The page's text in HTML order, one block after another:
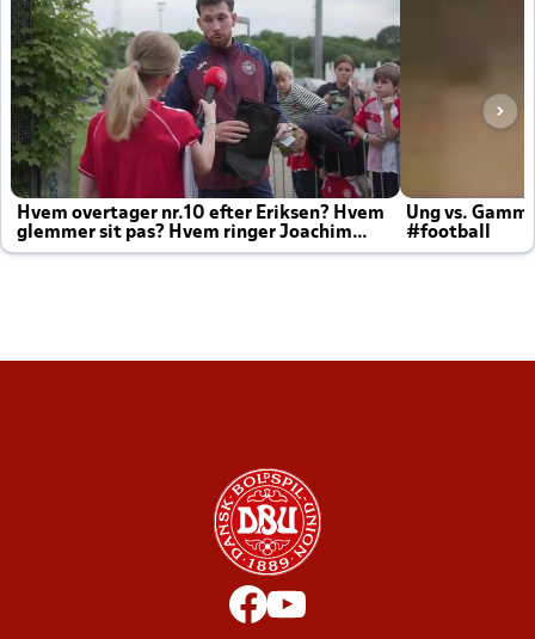
Hvem overtager nr.10 efter Eriksen? Hvem
glemmer sit pas? Hvem ringer Joachim
altid til efter kampe?
Ung vs.
#football